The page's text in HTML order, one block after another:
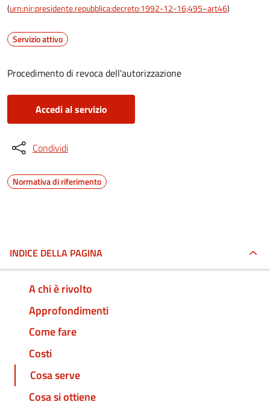
(urn:nir:presidente.repubblica:decreto:1992-12-16;495~art46)
Servizio attivo
Procedimento di revoca dell'autorizzazione
Accedi al servizio
Condividi
Normativa di riferimento
INDICE DELLA PAGINA
A chi è rivolto
Approfondimenti
Come fare
Costi
Cosa serve
Cosa si ottiene